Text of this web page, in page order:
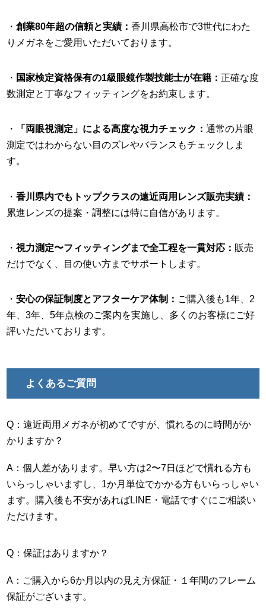
・創業80年超の信頼と実績：香川県高松市で3世代にわた
りメガネをご愛用いただいております。
・ 国家検定資格保有の1級眼鏡作製技能士が在籍： 正確な度
数測定と丁寧なフィッティングをお約束します。
・ 「両眼視測定」による高度な視力チェック：通常の片眼
測定ではわからない目のズレやバランスもチェックしま
す。
・香川県内でもトップクラスの遠近両用レンズ販売実績：
累進レンズの提案・調整には特に自信があります。
・視力測定〜フィッティングまで全工程を一貫対応： 販売
だけでなく、目の使い方までサポートします。
・安心の保証制度とアフターケア体制： ご購入後も1年、2
年、3年、5年点検のご案内を実施し、多くのお客様にご好
評いただいております。
よくあるご質問
Q：遠近両用メガネが初めてですが、慣れるのに時間がか
かりますか？
A：個人差があります。早い方は2〜7日ほどで慣れる方も
いらっしゃいますし、1か月単位でかかる方もいらっしゃい
ます。購入後も不安があればLINE・電話ですぐにご相談い
ただけます。
Q：保証はありますか？
A：ご購入から6か月以内の見え方保証・１年間のフレーム
保証がございます。